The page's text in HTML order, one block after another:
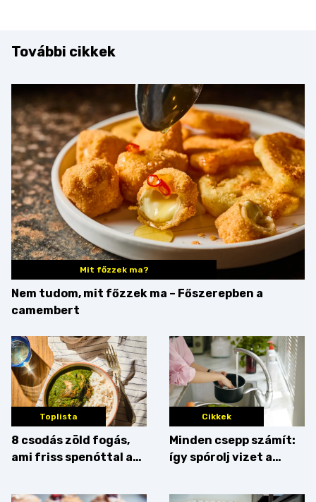
További cikkek
Mit főzzek ma?
Nem tudom, mit főzzek ma – Főszerepben a
camembert
Toplista
8 csodás zöld fogás,
ami friss spenóttal az
Cikkek
Minden csepp számít:
így spórolj vizet a